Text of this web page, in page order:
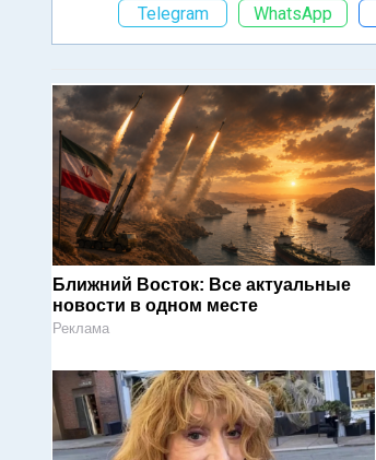
Telegram
WhatsApp
Ближний Восток: Все актуальные
новости в одном месте
Реклама